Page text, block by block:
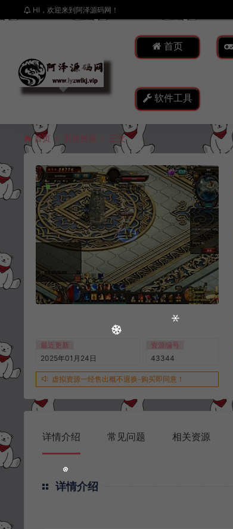
HI，欢迎来到阿泽源码网！
首页
软件工具
首页 页游资源 正文
最近更新
2025年01月24日
资源编号
43344
虚拟资源一经售出概不退换-购买即同意！
详情介绍 常见问题 相关资源
详情介绍